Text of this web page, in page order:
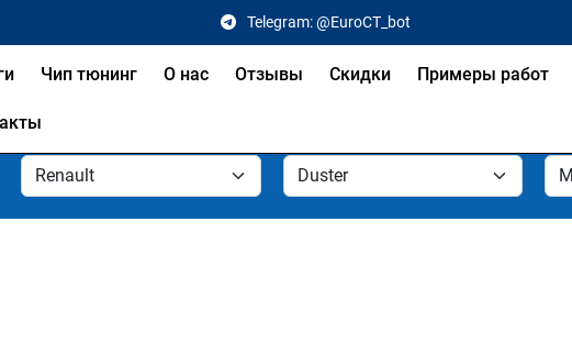
Telegram: @EuroCT_bot
Чип тюнинг О нас Отзывы Скидки Примеры работ